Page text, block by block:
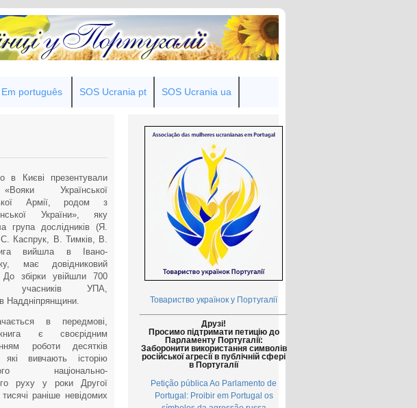
Em português SOS Ucrania pt SOS Ucrania ua
в Києві презентували
Української
Армії, родом з
України», яку
група дослідників (Я.
С. Каспрук, В. Тимків, В.
вийшла в Івано-
має довідниковий
До збірки увійшли 700
учасників УПА,
Наддніпрянщини.
в передмові,
є своєрідним
роботи десятків
які вивчають історію
національно-
руху у роки Другої
раніше невідомих
Товариство українок у Португалії
Друзі!
Просимо підтримати петицію до
Парламенту Португалії:
Заборонити використання символів
російської агресії в публічній сфері
в Португалії
Petição pública Ao Parlamento de
Portugal: Proibir em Portugal os